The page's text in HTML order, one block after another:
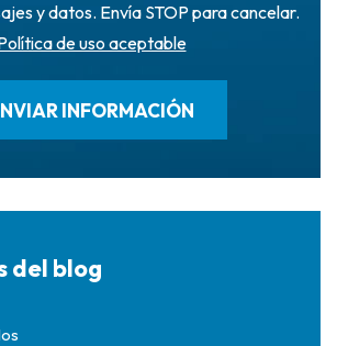
y datos. Envía STOP para cancelar.
de uso aceptable
del blog